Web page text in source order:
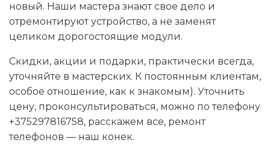
новый. Наши мастера знают свое дело и
отремонтируют устройство, а не заменят
целиком дорогостоящие модули.
Скидки, акции и подарки, практически всегда,
уточняйте в мастерских. К постоянным клиентам,
особое отношение, как к знакомым). Уточнить
цену, проконсультироваться, можно по телефону
+375297816758, расскажем все, ремонт
телефонов — наш конек.